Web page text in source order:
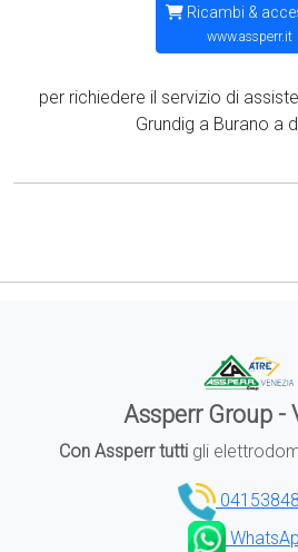
Ricambi &
www.assperr.it
per richiedere il servizio di
Grundig a Burano a
Assperr Group -
Con Assperr tuttigli